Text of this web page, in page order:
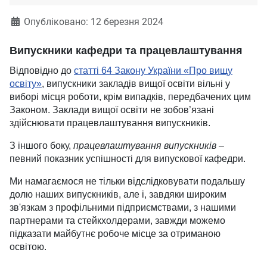
Опубліковано: 12 березня 2024
Випускники кафедри та працевлаштування
Відповідно до статті 64 Закону України «Про вищу
освіту», випускники закладів вищої освіти вільні у
виборі місця роботи, крім випадків, передбачених цим
Законом. Заклади вищої освіти не зобов’язані
здійснювати працевлаштування випускників.
З іншого боку, працевлаштування випускників –
певний показник успішності для випускової кафедри.
Ми намагаємося не тільки відслідковувати подальшу
долю наших випускників, але і, завдяки широким
зв'язкам з профільними підприємствами, з нашими
партнерами та стейкхолдерами, завжди можемо
підказати майбутнє робоче місце за отриманою
освітою.